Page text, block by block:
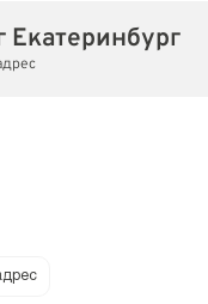
Екатеринбург